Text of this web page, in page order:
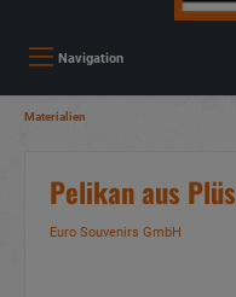
Navigation
Materialien
Pelikan aus
Euro Souvenirs GmbH